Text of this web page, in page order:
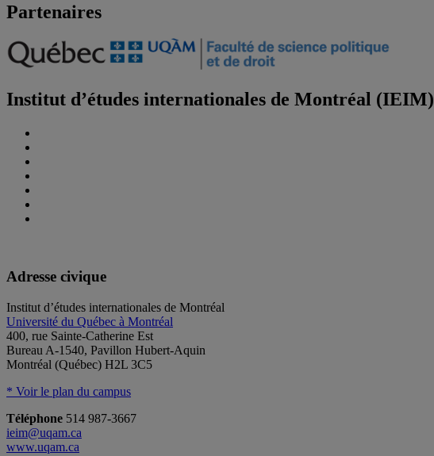
Partenaires
Institut d’études internationales de Montréal (IEIM)
Adresse civique
Institut d’études internationales de Montréal
Université du Québec à Montréal
400, rue Sainte-Catherine Est
Bureau A-1540, Pavillon Hubert-Aquin
Montréal (Québec) H2L 3C5
* Voir le plan du campus
Téléphone 514 987-3667
ieim@uqam.ca
www.uqam.ca